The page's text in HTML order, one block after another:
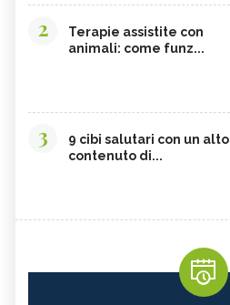
2
Terapie assistite con
animali: come funz...
3
9 cibi salutari con un alto
contenuto di...